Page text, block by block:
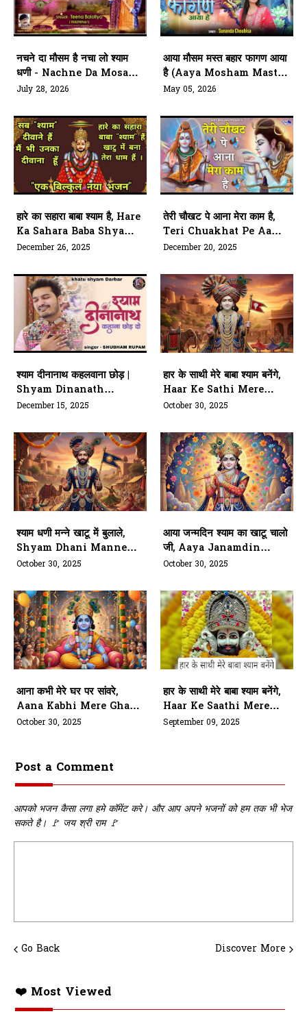
नचने दा मौसम है नचा लो श्याम
धणी - Nachne Da Mosam
Hai
July 28, 2026
आया मौसम मस्त बहार फागण आया
है (Aaya Mosham Mast
Bahaar Fagan Aaya Hai)
May 05, 2026
हारे का सहारा बाबा श्याम है, Hare
Ka Sahara Baba Shyam
Hai
December 26, 2025
तेरी चौखट पे आना मेरा काम है,
Teri Chuakhat Pe Aana
Mera Kaam Hai
December 20, 2025
श्याम दीनानाथ कहलवाना छोड़ |
Shyam Dinanath
Kahana Chhod Do
December 15, 2025
हार के साथी मेरे बाबा श्याम बनेंगे,
Haar Ke Sathi Mere
Baba Shyam Banenge
October 30, 2025
श्याम धणी मन्ने खाटू में बुलाले,
Shyam Dhani Manne
Khatu Mein Bulale
October 30, 2025
आया जन्मदिन श्याम का खाटू चालो
जी, Aaya Janamdin
Shyam Ka Khatu Chalo
October 30, 2025
आना कभी मेरे घर पर सांवरे,
Aana Kabhi Mere Ghar
Par Sanware
October 30, 2025
हार के साथी मेरे बाबा श्याम बनेंगे,
Haar Ke Saathi Mere
Baba Shyam Banenge
September 09, 2025
Post a Comment
आपको भजन कैसा लगा हमे कॉमेंट करे। और आप अपने भजनों को हम तक भी भेज
सकते है। 🚩 जय श्री राम 🚩
Go Back Discover More
❤️ Most Viewed